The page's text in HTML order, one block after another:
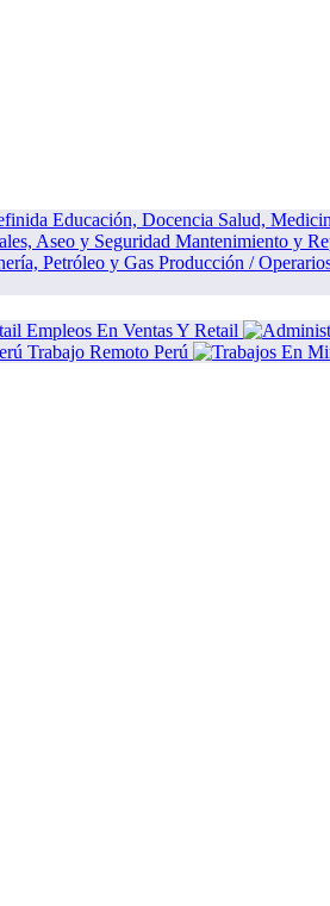
Educación, Docencia Salud,
Aseo y Seguridad Mantenimiento y
Petróleo y Gas Producción /
Empleos En Ventas Y Retail
Trabajo Remoto Perú